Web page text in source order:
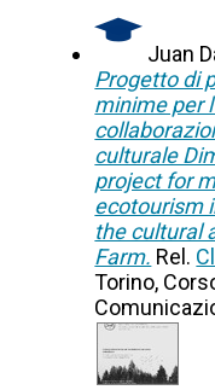
Juan
Progetto di
minime per
culturale
project for
ecotourism
the cultural
Farm. Rel.
Torino,